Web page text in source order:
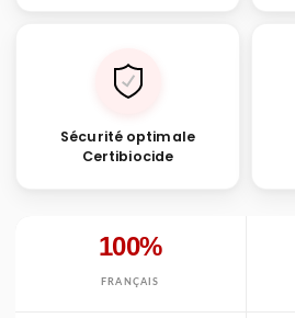
Sécurité optimale
Certibiocide
100%
FRANÇAIS